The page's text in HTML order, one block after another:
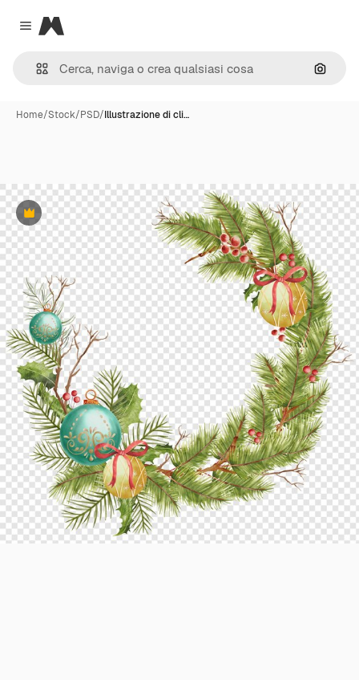
Close menu
Magnific
Cerca
Home/Stock/PSD/Illustrazione di cli…
Premium